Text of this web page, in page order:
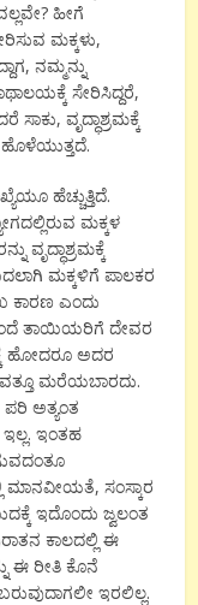
ಹೀಗೆ
ಮಕ್ಕಳು,
ನಮ್ಮನ್ನು
ಸೇರಿಸಿದ್ದರೆ,
ವೃದ್ಧಾಶ್ರಮಕ್ಕೆ
ಹೊಳೆಯುತ್ತದೆ.
ಹೆಚ್ಚುತ್ತಿದೆ.
ಮಕ್ಕಳ
ವೃದ್ಧಾಶ್ರಮಕ್ಕೆ
ಮಕ್ಕಳಿಗೆ ಪಾಲಕರ
ಕಾರಣ ಎಂದು
ತಾಯಿಯರಿಗೆ ದೇವರ
ಹೋದರೂ ಅದರ
ಮರೆಯಬಾರದು.
ಪರಿ ಅತ್ಯಂತ
ಇಂತಹ
ಮಾನವೀಯತೆ, ಸಂಸ್ಕಾರ
ಇದೊಂದು ಜ್ವಲಂತ
ಕಾಲದಲ್ಲಿ ಈ
ಈ ರೀತಿ ಕೊನೆ
ಇರಲಿಲ್ಲ.